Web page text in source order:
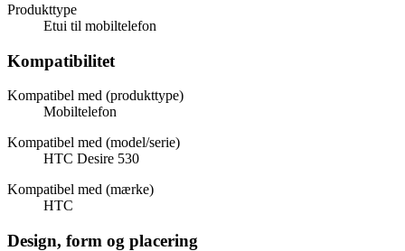
Produkttype
Etui til mobiltelefon
Kompatibilitet
Kompatibel med (produkttype)
Mobiltelefon
Kompatibel med (model/serie)
HTC Desire 530
Kompatibel med (mærke)
HTC
Design, form og placering